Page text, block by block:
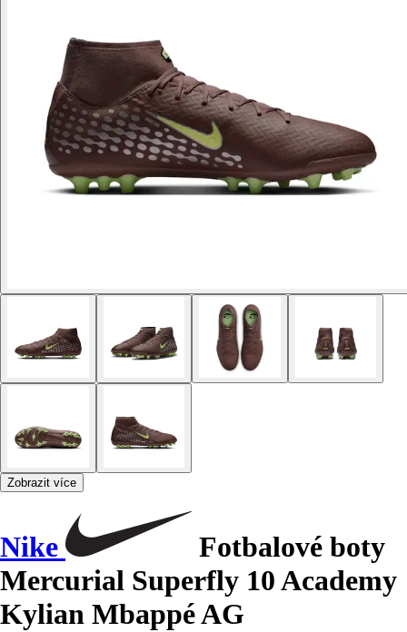
Zobrazit více
Nike
Fotbalové boty
Mercurial Superfly 10 Academy
Kylian Mbappé AG